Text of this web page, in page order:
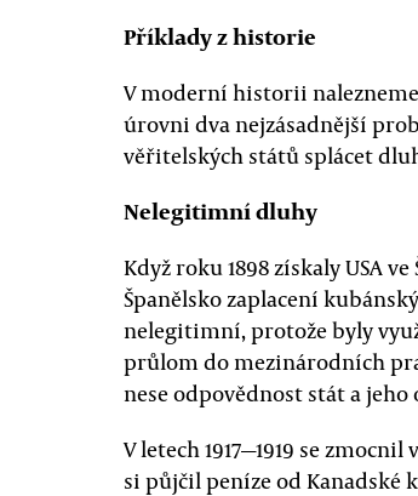
Příklady z historie
V moderní historii
úrovni dva nejzásadnější
věřitelských států splácet
Nelegitimní dluhy
Když roku 1898 získaly USA
Španělsko zaplacení
nelegitimní, protože byly
průlom do mezinárodních
nese odpovědnost stát a
V letech 1917—1919 se
si půjčil peníze od Kanadské